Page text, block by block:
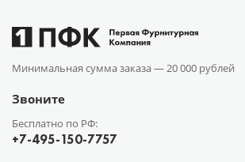
Минимальная сумма заказа —20 000 рублей
Звоните
Бесплатно по РФ:
+7-495-150-7757